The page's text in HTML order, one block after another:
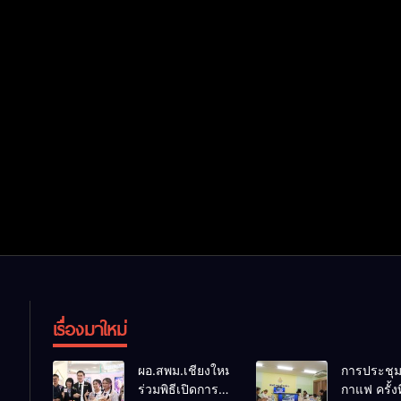
เรื่องมาใหม่
ผอ.สพม.เชียงใหม่
ร่วมพิธีเปิดการ
การประชุ
กาแฟ ครั้ง